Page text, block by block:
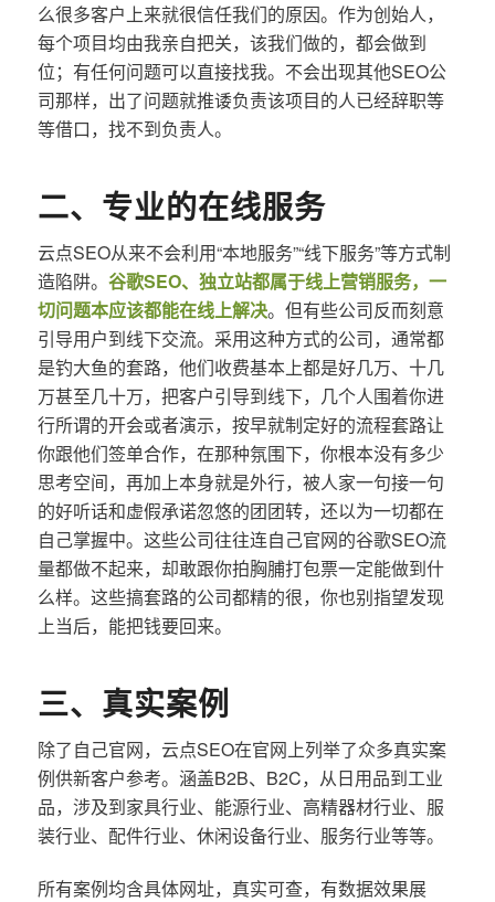
么很多客户上来就很信任我们的原因。作为创始人，
每个项目均由我亲自把关，该我们做的，都会做到
位；有任何问题可以直接找我。不会出现其他SEO公
司那样，出了问题就推诿负责该项目的人已经辞职等
等借口，找不到负责人。
二、专业的在线服务
云点SEO从来不会利用“本地服务”“线下服务”等方式制
造陷阱。 谷歌SEO、独立站都属于线上营销服务，一
切问题本应该都能在线上解决。但有些公司反而刻意
引导用户到线下交流。采用这种方式的公司，通常都
是钓大鱼的套路，他们收费基本上都是好几万、十几
万甚至几十万，把客户引导到线下，几个人围着你进
行所谓的开会或者演示，按早就制定好的流程套路让
你跟他们签单合作，在那种氛围下，你根本没有多少
思考空间，再加上本身就是外行，被人家一句接一句
的好听话和虚假承诺忽悠的团团转，还以为一切都在
自己掌握中。这些公司往往连自己官网的谷歌SEO流
量都做不起来，却敢跟你拍胸脯打包票一定能做到什
么样。这些搞套路的公司都精的很，你也别指望发现
上当后，能把钱要回来。
三、真实案例
除了自己官网，云点SEO在官网上列举了众多真实案
例供新客户参考。涵盖B2B、B2C，从日用品到工业
品，涉及到家具行业、能源行业、高精器材行业、服
装行业、配件行业、休闲设备行业、服务行业等等。
所有案例均含具体网址，真实可查，有数据效果展